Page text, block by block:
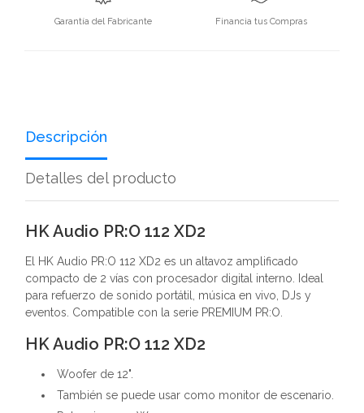
Garantía del Fabricante Financia tus Compras
Descripción
Detalles del producto
HK Audio PR:O 112 XD2
El HK Audio PR:O 112 XD2 es un altavoz amplificado
compacto de 2 vías con procesador digital interno. Ideal
para refuerzo de sonido portátil, música en vivo, DJs y
eventos. Compatible con la serie PREMIUM PR:O.
HK Audio PR:O 112 XD2
Woofer de 12".
También se puede usar como monitor de escenario.